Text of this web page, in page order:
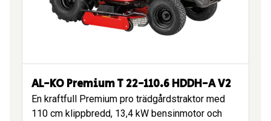
AL-KO Premium T 22-110.6 HDDH-A V2
En kraftfull Premium pro trädgårdstraktor med
110 cm klippbredd, 13,4 kW bensinmotor och